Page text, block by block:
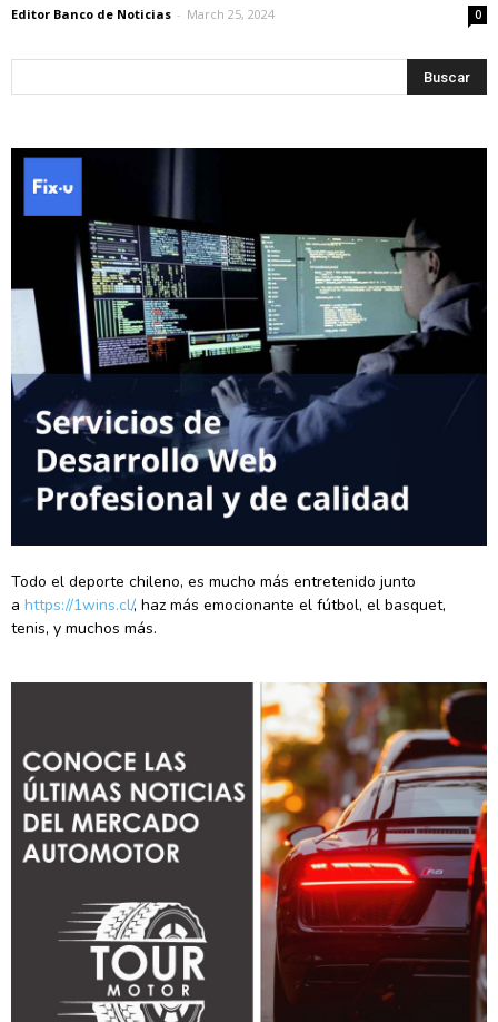
Editor Banco de Noticias - March 25, 2024 0
Todo el deporte chileno, es mucho más entretenido junto
a https://1wins.cl/, haz más emocionante el fútbol, el basquet,
tenis, y muchos más.